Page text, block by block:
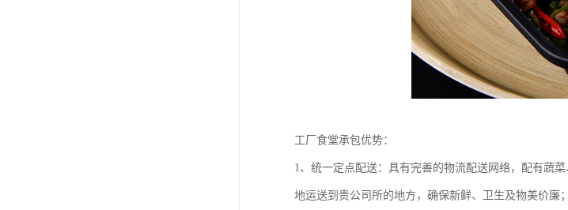
工厂食堂承包优势：
1、统一定点配送：具有完善的物流配送网络，配有蔬
地运送到贵公司所的地方，确保新鲜、卫生及物美价廉；